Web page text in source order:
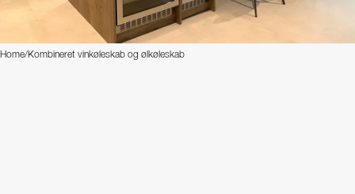
Home/Kombineret vinkøleskab og ølkøleskab